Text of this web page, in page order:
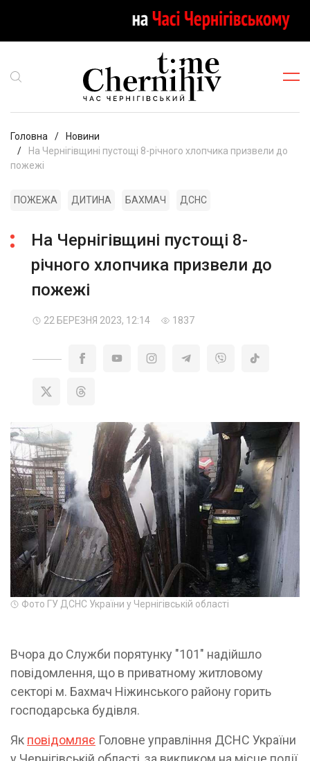
Головна
Новини
На Чернігівщині пустощі 8-річного хлопчика призвели до
пожежі
ПОЖЕЖА ДИТИНА БАХМАЧ ДСНС
На Чернігівщині пустощі 8-
річного хлопчика призвели до
пожежі
22 БЕРЕЗНЯ 2023, 12:14 1837
Фото ГУ ДСНС України у Чернігівській області
Вчора до Служби порятунку "101" надійшло
повідомлення, що в приватному житловому
секторі м. Бахмач Ніжинського району горить
господарська будівля.
Як повідомляє Головне управління ДСНС України